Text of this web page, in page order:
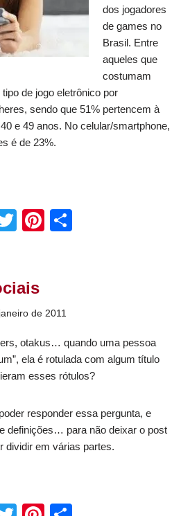
dos jogadores
de games no
Brasil. Entre
aqueles que
costumam
de jogo eletrônico por
sendo que 51% pertencem à
e 49 anos. No celular/smartphone,
é de 23%.
T
er
Pi
st
de 2011
otakus… quando uma pessoa
ela é rotulada com algum título
esses rótulos?
responder essa pergunta, e
definições… para não deixar o post
dividir em várias partes.